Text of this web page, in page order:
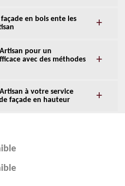
en bois ente les
pour un
avec des méthodes
à votre service
façade en hauteur